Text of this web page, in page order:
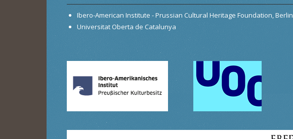
Ibero-American Institute - Prussian Cultural Heritage Foundation, Berlin
Universitat Oberta de Catalunya